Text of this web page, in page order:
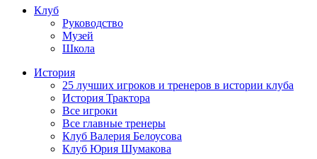
Клуб
Руководство
Музей
Школа
История
25 лучших игроков и тренеров в истории клуба
История Трактора
Все игроки
Все главные тренеры
Клуб Валерия Белоусова
Клуб Юрия Шумакова